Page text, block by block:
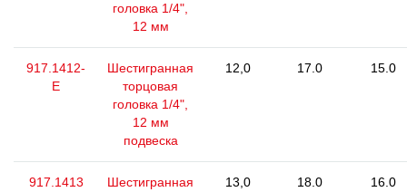
головка 1/4",
12 мм
917.1412-
E
Шестигранная
торцовая
головка 1/4",
12 мм
подвеска
12,0 17.0 15.0
917.1413
Шестигранная
13,0 18.0 16.0